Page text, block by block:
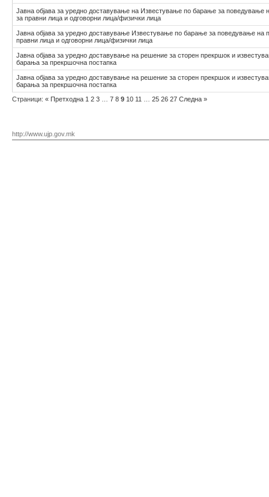
Јавна објава за уредно доставување на Известување по барање за поведување
за правни лица и одговорни лица/физички лица
Јавна објава за уредно доставување Известување по барање за поведување на
правни лица и одговорни лица/физички лица
Јавна објава за уредно доставување на решение за сторен прекршок и
барања за прекршочна постапка
Јавна објава за уредно доставување на решение за сторен прекршок и
барања за прекршочна постапка
Страници: « Претходна 1 2 3 7 8 9 10 11 25 26 27 Следна »
http://www.ujp.gov.mk